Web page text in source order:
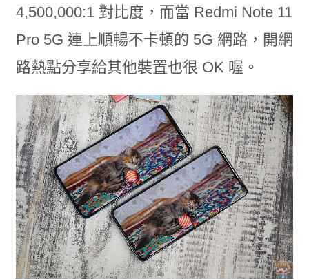
4,500,000:1 對比度，而當 Redmi Note 11
Pro 5G 連上順暢不卡頓的 5G 網路，開網
路熱點分享給其他裝置也很 OK 喔。